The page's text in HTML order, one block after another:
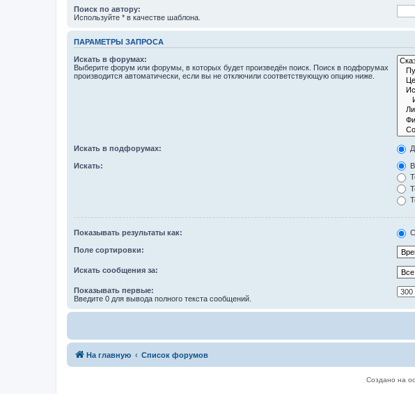
Поиск по автору:
Используйте * в качестве шаблона.
ПАРАМЕТРЫ ЗАПРОСА
Искать в форумах:
Выберите форум или форумы, в которых будет произведён поиск. Поиск в подфорумах
производится автоматически, если вы не отключили соответствующую опцию ниже.
Искать в подфорумах:
Искать:
Показывать результаты как:
Поле сортировки:
Искать сообщения за:
Показывать первые:
Введите 0 для вывода полного текста сообщений.
На главную Список форумов
Создано на